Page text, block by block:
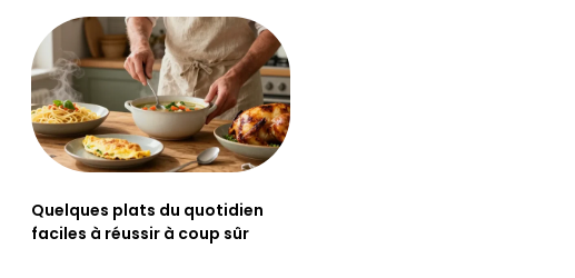
Quelques plats du quotidien
faciles à réussir à coup sûr